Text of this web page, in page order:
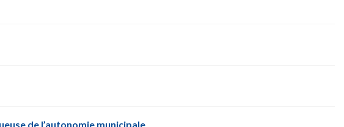
de l’autonomie municipale